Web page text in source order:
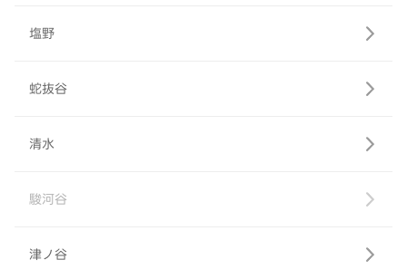
塩野
蛇抜谷
清水
駿河谷
津ノ谷